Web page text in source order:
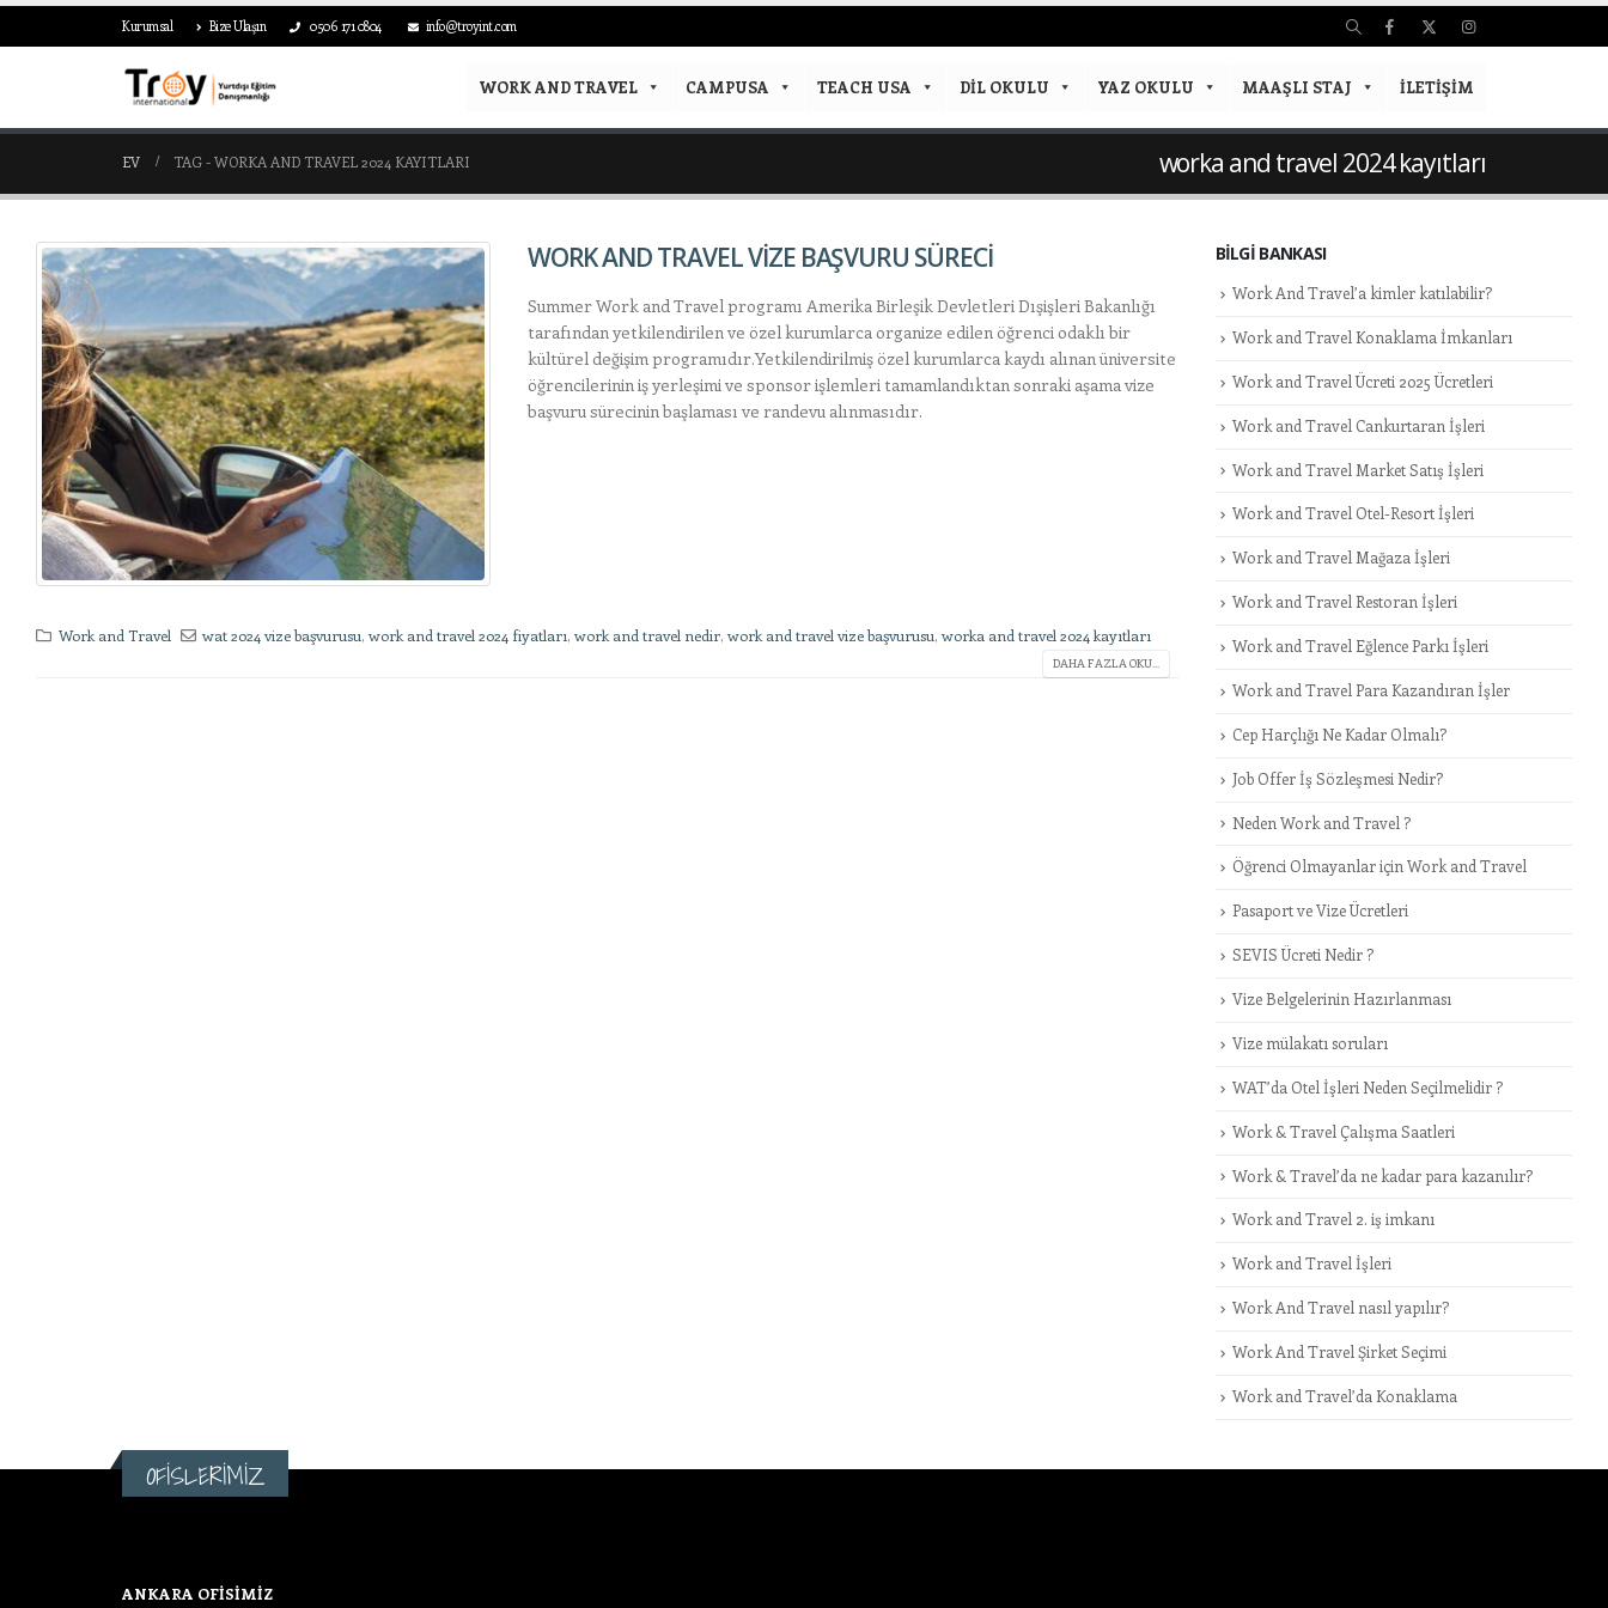
Kurumsal Bize Ulaşın 0506 171 0804 info@troyint.com
WORK AND TRAVEL CAMPUSA TEACH USA DIL OKULU YAZ OKULU MAAŞLI STAJ İLETIŞIM
worka and travel 2024 kayıtları
EV TAG -WORKA AND TRAVEL 2024 KAYITLARI
WORK AND TRAVEL VİZE BAŞVURU SÜRECİ
Summer Work and Travel programı Amerika Birleşik Devletleri Dışişleri Bakanlığı
tarafından yetkilendirilen ve özel kurumlarca organize edilen öğrenci odaklı bir
kültürel değişim programıdır.Yetkilendirilmiş özel kurumlarca kaydı alınan üniversite
öğrencilerinin iş yerleşimi ve sponsor işlemleri tamamlandıktan sonraki aşama vize
başvuru sürecinin başlaması ve randevu alınmasıdır.
Work and Travel wat 2024 vize başvurusu,work and travel 2024 fiyatları,work and travel nedir,work and travel vize başvurusu,worka and travel 2024 kayıtları
DAHA FAZLA OKU...
BILGI BANKASI
Work And Travel’a kimler katılabilir?
Work and Travel Konaklama İmkanları
Work and Travel Ücreti 2025 Ücretleri
Work and Travel Cankurtaran İşleri
Work and Travel Market Satış İşleri
Work and Travel Otel-Resort İşleri
Work and Travel Mağaza İşleri
Work and Travel Restoran İşleri
Work and Travel Eğlence Parkı İşleri
Work and Travel Para Kazandıran İşler
Cep Harçlığı Ne Kadar Olmalı?
Job Offer İş Sözleşmesi Nedir?
Neden Work and Travel ?
Öğrenci Olmayanlar için Work and Travel
Pasaport ve Vize Ücretleri
SEVIS Ücreti Nedir ?
Vize Belgelerinin Hazırlanması
Vize mülakatı soruları
WAT’da Otel İşleri Neden Seçilmelidir ?
Work & Travel Çalışma Saatleri
Work & Travel’da ne kadar para kazanılır?
Work and Travel 2. iş imkanı
Work and Travel İşleri
Work And Travel nasıl yapılır?
Work And Travel Şirket Seçimi
Work and Travel’da Konaklama
OFİSLERİMİZ
ANKARA OFİSİMİZ